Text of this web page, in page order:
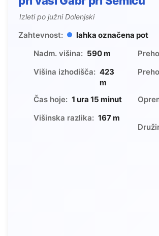
Izleti po južni Dolenjski
Zahtevnost:
lahka označena pot
Nadm. višina: 590 m
Višina izhodišča: 423
m
Čas hoje: 1 ura 15 minut
Višinska razlika: 167 m